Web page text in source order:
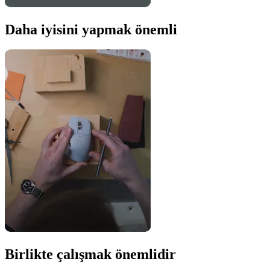
Daha iyisini yapmak önemli
Birlikte çalışmak önemlidir